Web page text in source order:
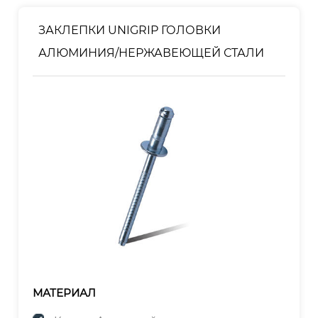
ЗАКЛЕПКИ UNIGRIP ГОЛОВКИ
АЛЮМИНИЯ/НЕРЖАВЕЮЩЕЙ СТАЛИ
МАТЕРИАЛ